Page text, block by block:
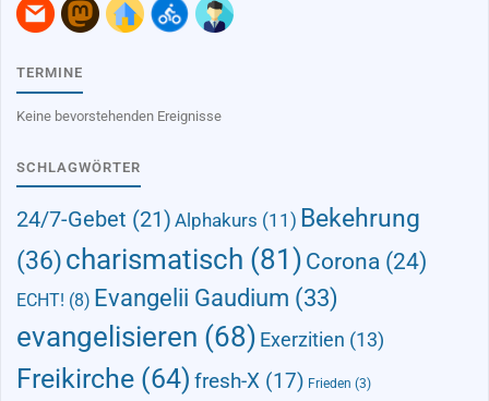
TERMINE
Keine bevorstehenden Ereignisse
SCHLAGWÖRTER
24/7-Gebet (21) Alphakurs (11) Bekehrung
(36)charismatisch (81) Corona (24)
ECHT! (8) Evangelii Gaudium (33)
evangelisieren (68) Exerzitien (13)
Freikirche (64) fresh-X (17) Frieden (3)